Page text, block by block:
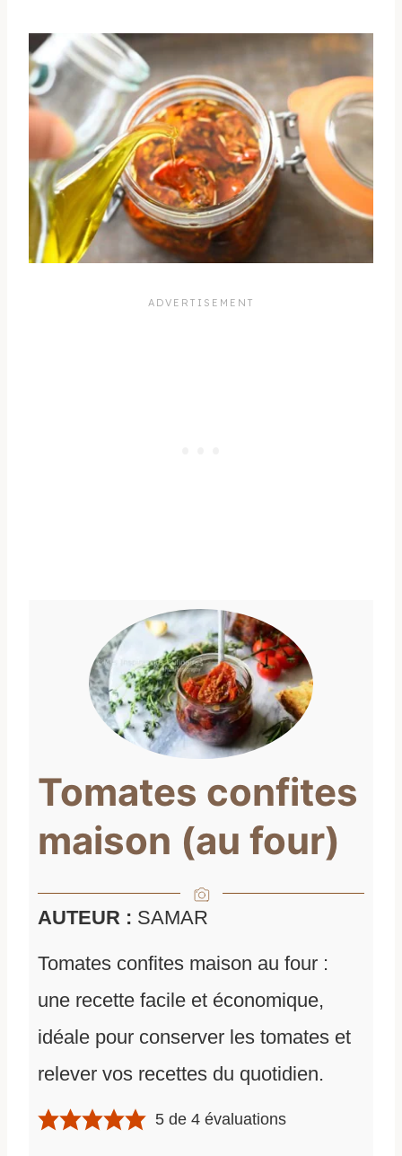
Tomates confites
maison (au four)
AUTEUR : SAMAR
Tomates confites maison au four :
une recette facile et économique,
idéale pour conserver les tomates et
relever vos recettes du quotidien.
5 de4 évaluations